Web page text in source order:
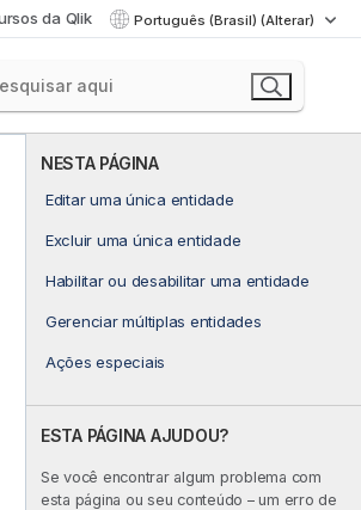
da Qlik Português (Brasil) (Alterar)
NESTA PÁGINA
Editar uma única entidade
Excluir uma única entidade
Habilitar ou desabilitar uma entidade
Gerenciar múltiplas entidades
Ações especiais
ESTA PÁGINA AJUDOU?
Se você encontrar algum problema com
esta página ou seu conteúdo – um erro de